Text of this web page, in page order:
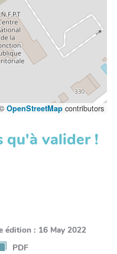
OpenStreetMapcontributors
qu'à valider !
édition : 16 May 2022
PDF